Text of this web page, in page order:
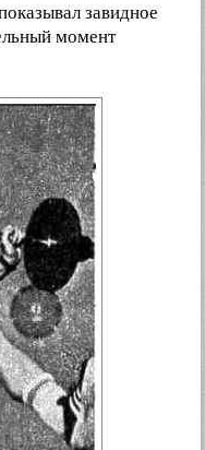
завидное
момент